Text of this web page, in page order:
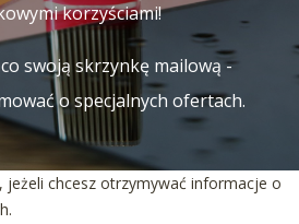
korzyściami!
swoją skrzynkę mailową -
o specjalnych ofertach.
jeżeli chcesz otrzymywać informacje o